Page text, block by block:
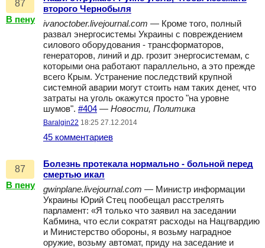
87
В пену
второго Чернобыля
ivanoctober.livejournal.com — Кроме того, полный
развал энергосистемы Украины с повреждением
силового оборудования - трансформаторов,
генераторов, линий и др. грозит энергосистемам, с
которыми она работают параллельно, а это прежде
всего Крым. Устранение последствий крупной
системной аварии могут стоить нам таких денег, что
затраты на уголь окажутся просто "на уровне
шумов". #404 — Новости, Политика
Baralgin22 18:25 27.12.2014
45 комментариев
87
В пену
Болезнь протекала нормально - больной перед
смертью икал
gwinplane.livejournal.com — Министр информации
Украины Юрий Стец пообещал расстрелять
парламент: «Я только что заявил на заседании
Кабмина, что если сократят расходы на Нацгвардию
и Министерство обороны, я возьму наградное
оружие, возьму автомат, приду на заседание и